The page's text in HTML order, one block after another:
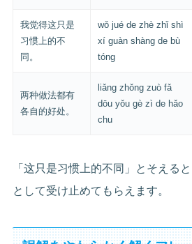
我觉得这只是
习惯上的不
同。
wǒ jué de zhè zhǐ shì
xí guàn shàng de bù
tóng
两种做法都有
各自的好处。
liǎng zhǒng zuò fǎ
dōu yǒu gè zì de hǎo
chu
「这只是习惯上的不同」とそえる
として受け止めてもらえます。